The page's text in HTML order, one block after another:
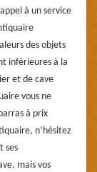
à un service
des objets
inférieures à la
et de cave
vous ne
à prix
n’hésitez
ses
mais vos